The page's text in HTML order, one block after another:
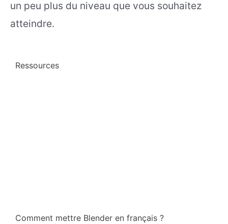
un peu plus du niveau que vous souhaitez
atteindre.
Ressources
Comment mettre Blender en français ?